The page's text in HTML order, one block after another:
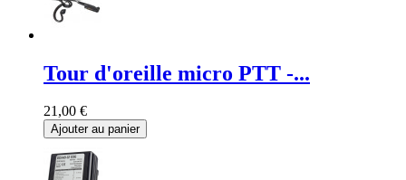
Tour d'oreille micro PTT -...
21,00 €
Ajouter au panier